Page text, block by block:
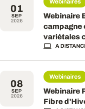
01
SEP
2026
Webinaires
Webinaire
campagne
variétales
A
08
SEP
2026
Webinaires
Webinaire
Fibre